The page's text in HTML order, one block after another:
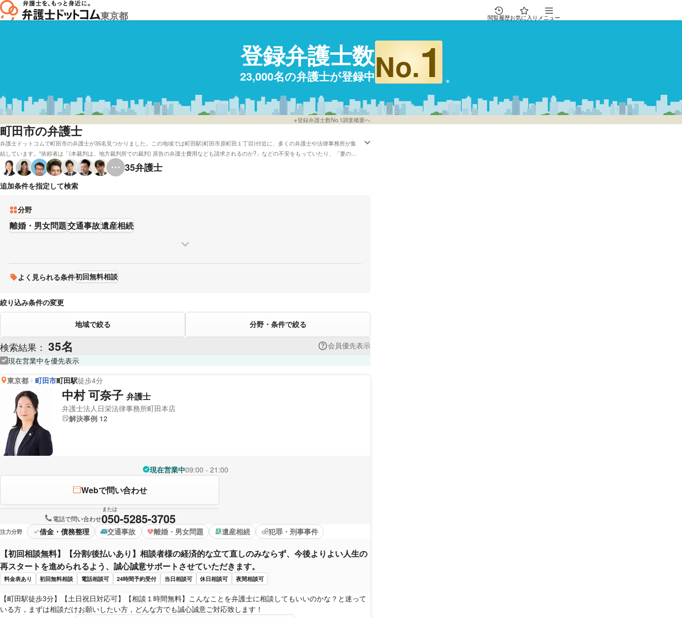
東京都 閲覧履歴お気に入り メニュー
登録弁護士数
23,000名の弁護士が登録中No.1
※登録弁護士数No.1調査概要へ
町田市の弁護士
弁護士ドットコムで町田市の弁護士が35名見つかりました。この地域では町田駅(町田市原町田１丁目)付近に、多くの弁護士や法律事務所が集
結しています。"依頼者は「(本裁判は、地方裁判所での裁判) 原告の弁護士費用なども請求されるのか?」などの不安をもっていたり、「妻の代
理人の知人弁護士から口添えしてもらいうまくまとめてもらう→それを探すのが困難?」といった悩みを抱えております。弁護士ドットコムでは
電話相談を無料で応対してくれる町田の弁護士や弁護士費用面を考慮して法テラスを対応している弁護士といった様々な条件で探すことができ
ます。例えば「評判が良い弁護士の選び方などはほとんどチェックしたけど、町田近くの弁護士を実績で比較したい」などの希望にも対応する
どの対応言語などの希望を考慮して、自身にあう弁護士に一度相談をしてみることをおすすめします。"
35弁護士
追加条件を指定して検索
分野
離婚・男女問題交通事故遺産相続
よく見られる条件初回無料相談
絞り込み条件の変更
地域で絞る 分野・条件で絞る
検索結果： 35名
会員優先表示
現在営業中を優先表示
東京都 町田市町田駅徒歩4分
中村 可奈子 弁護士
弁護士法人日栄法律事務所町田本店
解決事例 12
現在営業中09:00 - 21:00
Webで問い合わせ
または
電話で問い合わせ050-5285-3705
注力分野 借金・債務整理 交通事故 離婚・男女問題 遺産相続 犯罪・刑事事件
【初回相談無料】【分割/後払いあり】相談者様の経済的な立て直しのみならず、今後よりよい人生の
再スタートを進められるよう、誠心誠意サポートさせていただきます。
料金表あり 初回無料相談 電話相談可 24時間予約受付 当日相談可 休日相談可 夜間相談可
【町田駅徒歩3分】【土日祝日対応可】【相談１時間無料】こんなことを弁護士に相談してもいいのかな？と迷って
いる方，まずは相談だけお願いしたい方，どんな方でも誠心誠意ご対応致します！